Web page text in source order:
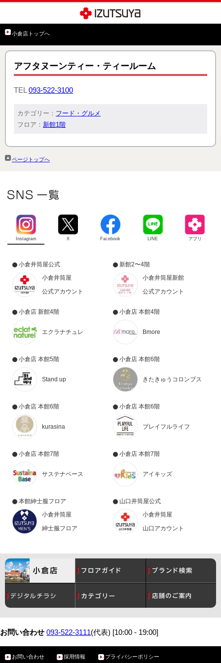
小倉店トップへ
アフタヌーンティー・ティールーム
TEL 093-522-3100
カテゴリー： フード・グルメ
フロア： 新館1階
ページトップへ
Instagram X Facebook LINE アプリ
小倉井筒屋公式
小倉井筒屋
公式アカウント
新館2〜4階
小倉井筒屋新館
公式アカウント
小倉店 新館4階
エクラナチュレ
小倉店 本館4階
Bmore
小倉店 本館5階
Stand up
小倉店 本館6階
きたきゅうコロンブス
小倉店 本館6階
kurasina
小倉店 本館6階
プレイフルライフ
小倉店 本館7階
サステナベース
小倉店 本館7階
アイキッズ
本館紳士服フロア
小倉井筒屋
紳士服フロア
山口井筒屋公式
小倉井筒屋
山口アカウント
コスメ レディース
メンズ ベビー・こども
月間催事スケジュール グルメ
サービスガイド アクセス・駐車場
お問い合わせ 093-522-3111(代表) [10:00 - 19:00]
お問い合わせ 採用情報 プライバシーポリシー